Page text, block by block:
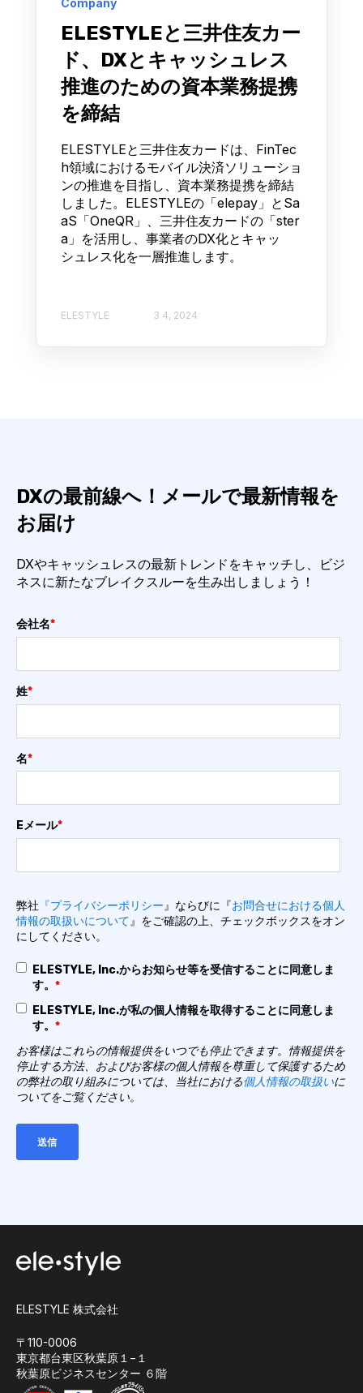
ELESTYLEと三井住友カー
ド、DXとキャッシュレス
推進のための資本業務提携
を締結
ELESTYLEと三井住友カードは、FinTec
h領域におけるモバイル決済ソリューショ
ンの推進を目指し、資本業務提携を締結
しました。ELESTYLEの「elepay」とSa
aS「OneQR」、三井住友カードの「ster
a」を活用し、事業者のDX化とキャッ
シュレス化を一層推進します。
ELESTYLE 3 4, 2024
DXの最前線へ！メールで最新情報を
お届け
DXやキャッシュレスの最新トレンドをキャッチし、ビジ
ネスに新たなブレイクスルーを生み出しましょう！
会社名*
姓*
名*
Eメール*
弊社 『プライバシーポリシー』ならびに『お問合せにおける個人
情報の取扱いについて』をご確認の上、チェックボックスをオン
にしてください。
ELESTYLE, Inc.からお知らせ等を受信することに同意しま
す。 *
ELESTYLE, Inc.が私の個人情報を取得することに同意しま
す。 *
お客様はこれらの情報提供をいつでも停止できます。情報提供を
停止する方法、およびお客様の個人情報を尊重して保護するため
の弊社の取り組みについては、当社における個人情報の取扱いに
ついてをご覧ください。
ELESTYLE 株式会社
〒110-0006
東京都台東区秋葉原１−１
秋葉原ビジネスセンター ６階